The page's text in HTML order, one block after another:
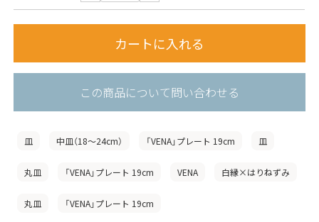
この商品について問い合わせる
皿 中皿（18〜24cm） 「VENA」プレート 19cm 皿
丸皿 「VENA」プレート 19cm VENA 白縁×はりねずみ
丸皿 「VENA」プレート 19cm